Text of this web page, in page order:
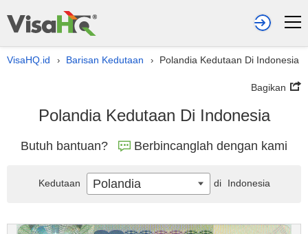
VisaHQ.id › Barisan Kedutaan › Polandia Kedutaan Di Indonesia
Bagikan
Polandia Kedutaan Di Indonesia
Butuh bantuan? Berbincanglah dengan kami
Kedutaan Polandia di Indonesia